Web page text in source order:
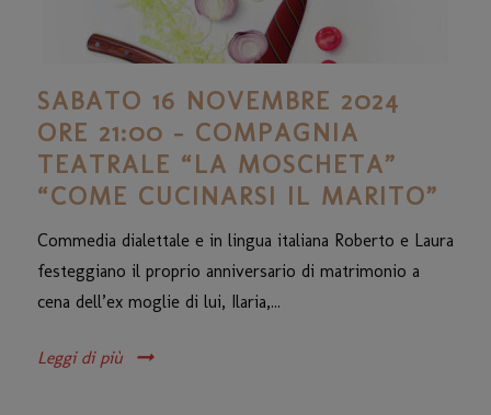
SABATO 16 NOVEMBRE 2024
ORE 21:00 – COMPAGNIA
TEATRALE “LA MOSCHETA”
“COME CUCINARSI IL MARITO”
Commedia dialettale e in lingua italiana Roberto e Laura
festeggiano il proprio anniversario di matrimonio a
cena dell’ex moglie di lui, Ilaria,...
Leggi di più